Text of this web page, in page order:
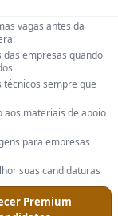
vagas antes da
das empresas quando
técnicos sempre que
aos materiais de apoio
para empresas
suas candidaturas
Premium